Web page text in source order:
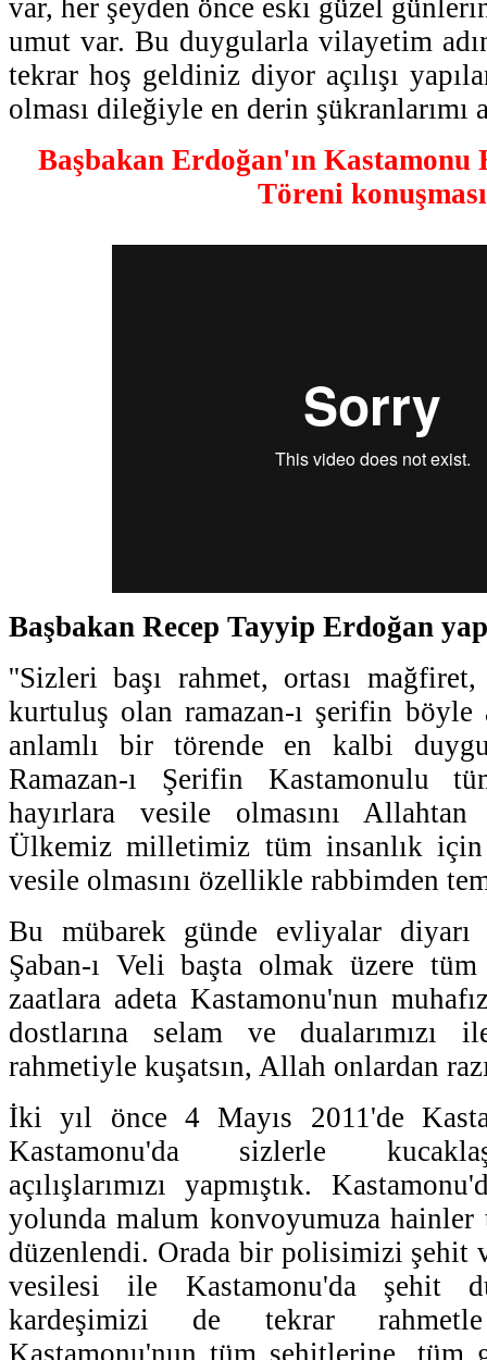
var, her şeyden önce eski güzel
umut var. Bu duygularla vilayetim
tekrar hoş geldiniz diyor açılışı
olması dileğiyle en derin şükranlarımı
Başbakan Erdoğan'ın Kastamonu
Töreni konuşması
Başbakan Recep Tayyip Erdoğan
''Sizleri başı rahmet, ortası
kurtuluş olan ramazan-ı şerifin böyle
anlamlı bir törende en kalbi
Ramazan-ı Şerifin Kastamonulu
hayırlara vesile olmasını
Ülkemiz milletimiz tüm insanlık için
vesile olmasını özellikle rabbimden
Bu mübarek günde evliyalar diyarı
Şaban-ı Veli başta olmak üzere
zaatlara adeta Kastamonu'nun
dostlarına selam ve dualarımızı
rahmetiyle kuşatsın, Allah onlardan
İki yıl önce 4 Mayıs 2011'de
Kastamonu'da sizlerle
açılışlarımızı yapmıştık.
yolunda malum konvoyumuza hainler
düzenlendi. Orada bir polisimizi şehit
vesilesi ile Kastamonu'da şehit
kardeşimizi de tekrar
Kastamonu'nun tüm şehitlerine, tüm